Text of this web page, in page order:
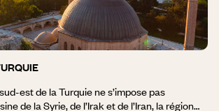
est de la Turquie ne s’impose pas
de la Syrie, de l’Irak et de l’Iran, la région